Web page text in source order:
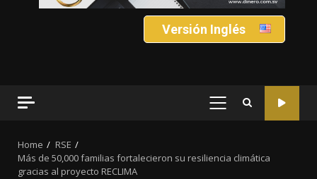
Versión Inglés
PRIMARY
Home
RSE
Más de 50,000 familias fortalecieron su resiliencia climática
gracias al proyecto RECLIMA